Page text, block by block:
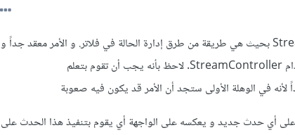
هناك طريقة وهي استخدام StreamController بحيث هي طريقة من طرق إدارة الحالة في فلاتر. و الأمر معقد جداً و
يجب أن تكون على دراية جيدة بكيفية استخدام StreamController. لاحظ بأنه يجب أن تقوم بتعلم
أي حدث جديد و يعكسه على الواجهة أي يقوم بتنفيذ هذا الحدث على